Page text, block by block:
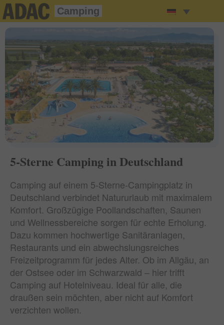
Camping
5-Sterne Camping in Deutschland
Camping auf einem 5-Sterne-Campingplatz in
Deutschland verbindet Natururlaub mit maximalem
Komfort. Großzügige Poollandschaften, Saunen
und Wellnessbereiche sorgen für echte Erholung.
Dazu kommen hochwertige Sanitäranlagen,
Restaurants und ein abwechslungsreiches
Freizeitprogramm für jedes Alter. Ob im Allgäu, an
der Ostsee oder im Schwarzwald – hier trifft
Camping auf Hotelniveau. Ideal für alle, die
draußen sein möchten, aber nicht auf Komfort
verzichten wollen.